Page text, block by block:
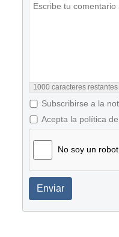
1000 caracteres restantes
Subscribirse a la
Acepta la política
No soy un robot
Enviar